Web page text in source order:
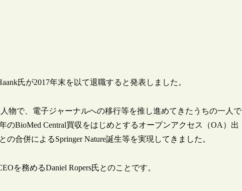
氏が2017年末を以て退職すると発表しました。
物で、電子ジャーナルへの移行等を推し進めてきたうちの一人で
のBioMed Central買収をはじめとするオープンアクセス（OA）出
の合併によるSpringer Nature誕生等を実現してきました。
を務めるDaniel Ropers氏とのことです。